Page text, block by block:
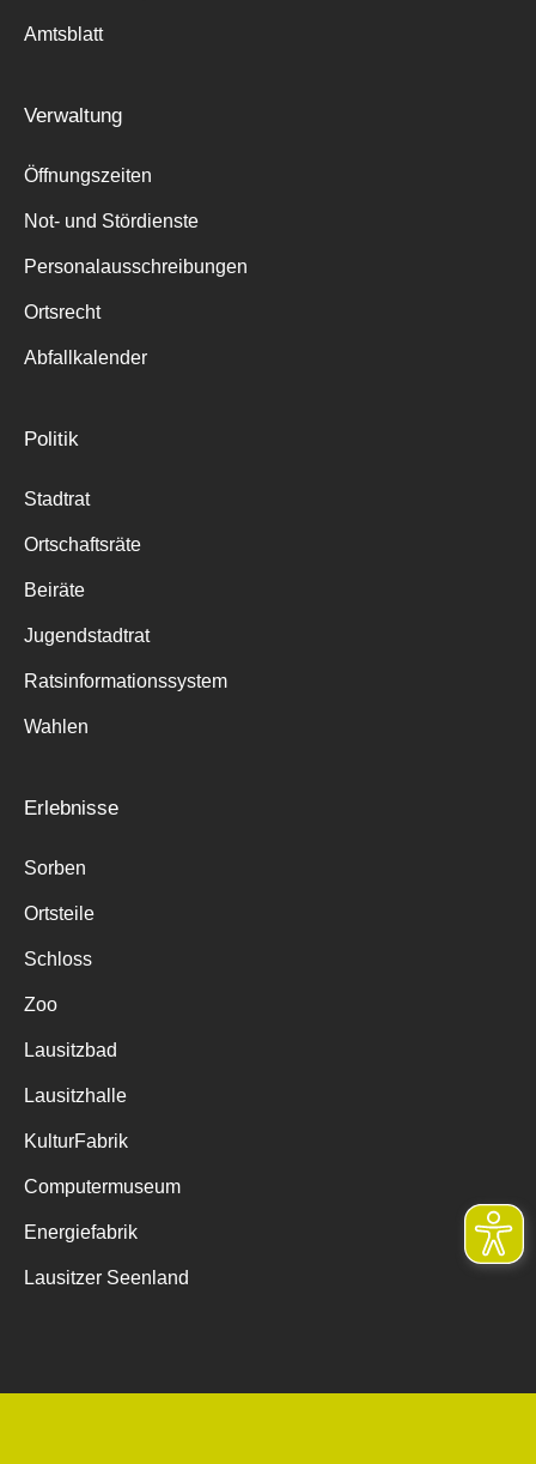
Amtsblatt
Verwaltung
Öffnungszeiten
Not- und Stördienste
Personalausschreibungen
Ortsrecht
Abfallkalender
Politik
Stadtrat
Ortschaftsräte
Beiräte
Jugendstadtrat
Ratsinformationssystem
Wahlen
Erlebnisse
Sorben
Ortsteile
Schloss
Zoo
Lausitzbad
Lausitzhalle
KulturFabrik
Computermuseum
Energiefabrik
Lausitzer Seenland